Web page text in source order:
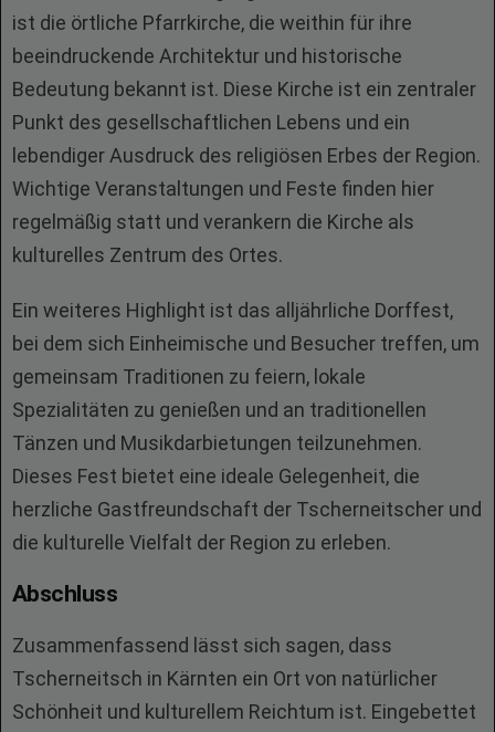
ist die örtliche Pfarrkirche, die weithin für ihre
beeindruckende Architektur und historische
Bedeutung bekannt ist. Diese Kirche ist ein zentraler
Punkt des gesellschaftlichen Lebens und ein
lebendiger Ausdruck des religiösen Erbes der Region.
Wichtige Veranstaltungen und Feste finden hier
regelmäßig statt und verankern die Kirche als
kulturelles Zentrum des Ortes.
Ein weiteres Highlight ist das alljährliche Dorffest,
bei dem sich Einheimische und Besucher treffen, um
gemeinsam Traditionen zu feiern, lokale
Spezialitäten zu genießen und an traditionellen
Tänzen und Musikdarbietungen teilzunehmen.
Dieses Fest bietet eine ideale Gelegenheit, die
herzliche Gastfreundschaft der Tscherneitscher und
die kulturelle Vielfalt der Region zu erleben.
Abschluss
Zusammenfassend lässt sich sagen, dass
Tscherneitsch in Kärnten ein Ort von natürlicher
Schönheit und kulturellem Reichtum ist. Eingebettet